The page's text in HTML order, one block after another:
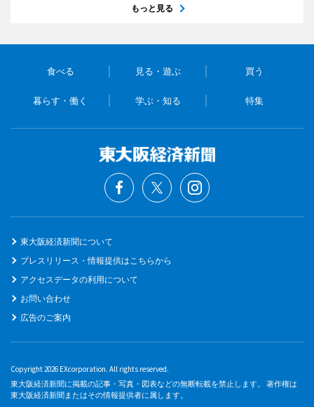
もっと見る
食べる 見る・遊ぶ 買う
暮らす・働く 学ぶ・知る 特集
東大阪経済新聞について
プレスリリース・情報提供はこちらから
アクセスデータの利用について
お問い合わせ
広告のご案内
Copyright 2026 EXcorporation. All rights reserved.
東大阪経済新聞に掲載の記事・写真・図表などの無断転載を禁止します。 著作権は
東大阪経済新聞またはその情報提供者に属します。